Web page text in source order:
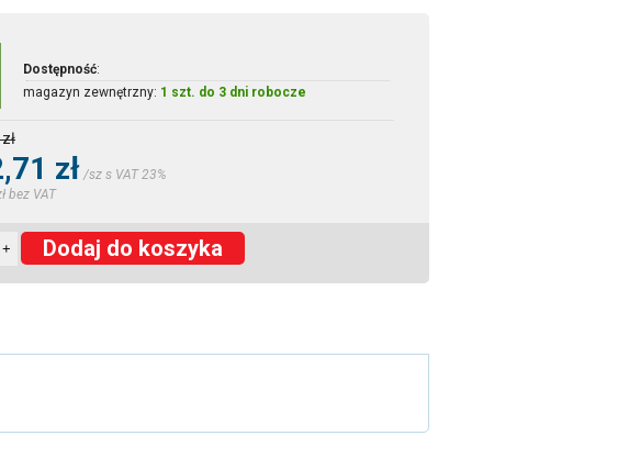
Dostępność:
magazyn zewnętrzny: 1 szt. do 3 dni robocze
zł /sz s VAT 23%
bez VAT
+ Dodaj do koszyka